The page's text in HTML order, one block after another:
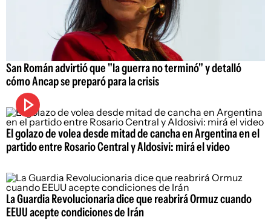
San Román advirtió que "la guerra no terminó" y detalló
cómo Ancap se preparó para la crisis
El golazo de volea desde mitad de cancha en Argentina en el
partido entre Rosario Central y Aldosivi: mirá el video
La Guardia Revolucionaria dice que reabrirá Ormuz cuando
EEUU acepte condiciones de Irán